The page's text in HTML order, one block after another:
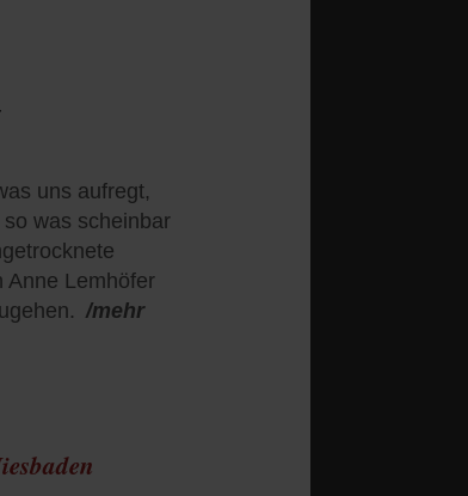
uns aufregt,
was scheinbar
Anne Lemhöfer
/mehr